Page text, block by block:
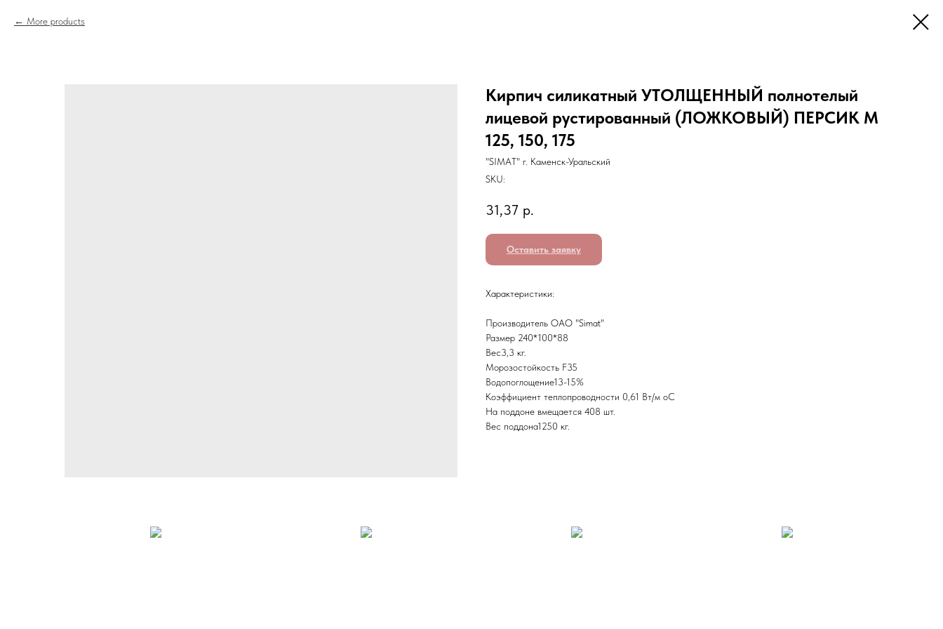
More products
Кирпич силикатный УТОЛЩЕННЫЙ полнотелый
лицевой рустированный (ЛОЖКОВЫЙ) ПЕРСИК М
125, 150, 175
"SIMAT" г. Каменск-Уральский
SKU:
31,37 р.
Оставить заявку
Характеристики:
Производитель ОАО "Simat"
Размер 240*100*88
Вес3,3 кг.
Морозостойкость F35
Водопоглощение13-15%
Коэффициент теплопроводности 0,61 Вт/м оС
На поддоне вмещается 408 шт.
Вес поддона1250 кг.